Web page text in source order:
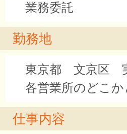
業務委託
勤務地
東京都 文京区
各営業所のどこ
仕事内容